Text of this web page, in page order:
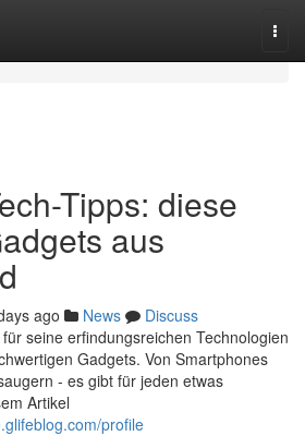
Tipps: diese
aus
ago News
Discuss
seine erfindungsreichen Technologien
Gadgets. Von Smartphones
- es gibt für jeden etwas
Artikel
profile